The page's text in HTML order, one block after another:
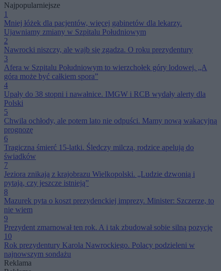
Najpopularniejsze
1
Mniej łóżek dla pacjentów, więcej gabinetów dla lekarzy.
Ujawniamy zmiany w Szpitalu Południowym
2
Nawrocki niszczy, ale wajb się zgadza. O roku prezydentury
3
Afera w Szpitalu Południowym to wierzchołek góry lodowej. „A
góra może być całkiem spora”
4
Upały do 38 stopni i nawałnice. IMGW i RCB wydały alerty dla
Polski
5
Chwila ochłody, ale potem lato nie odpuści. Mamy nową wakacyjną
prognozę
6
Tragiczna śmierć 15-latki. Śledczy milczą, rodzice apelują do
świadków
7
Jeziora znikają z krajobrazu Wielkopolski. „Ludzie dzwonią i
pytają, czy jeszcze istnieją”
8
Mazurek pyta o koszt prezydenckiej imprezy. Minister: Szczerze, to
nie wiem
9
Prezydent zmarnował ten rok. A i tak zbudował sobie silną pozycję
10
Rok prezydentury Karola Nawrockiego. Polacy podzieleni w
najnowszym sondażu
Reklama